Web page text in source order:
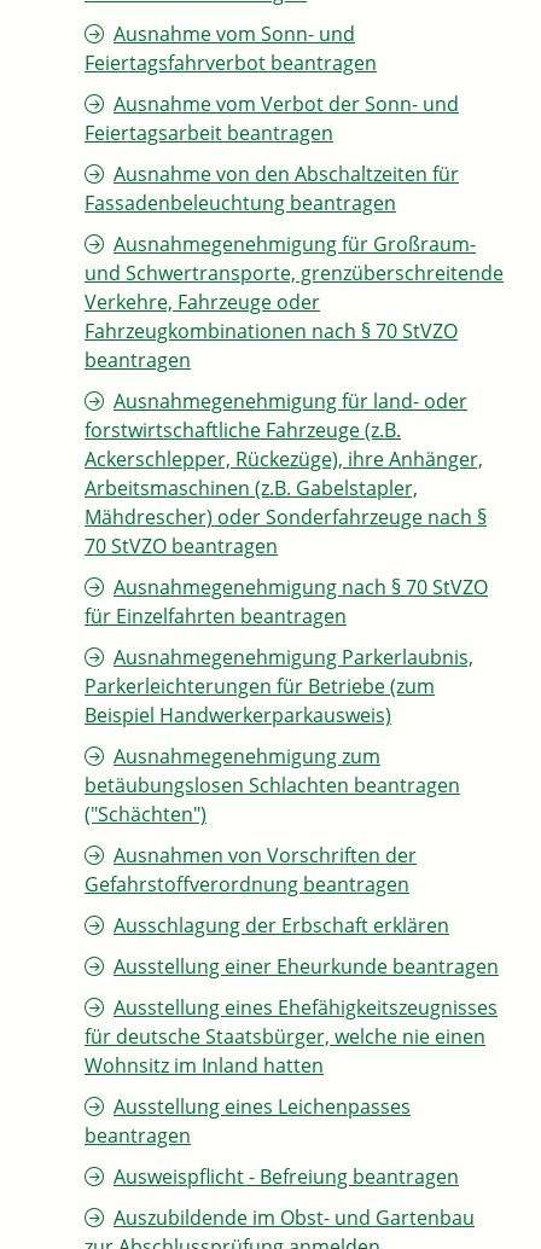
Ausnahme vom Sonn- und
Feiertagsfahrverbot beantragen
Ausnahme vom Verbot der Sonn- und
Feiertagsarbeit beantragen
Ausnahme von den Abschaltzeiten für
Fassadenbeleuchtung beantragen
Ausnahmegenehmigung für Großraum-
und Schwertransporte, grenzüberschreitende
Verkehre, Fahrzeuge oder
Fahrzeugkombinationen nach § 70 StVZO
beantragen
Ausnahmegenehmigung für land- oder
forstwirtschaftliche Fahrzeuge (z.B.
Ackerschlepper, Rückezüge), ihre Anhänger,
Arbeitsmaschinen (z.B. Gabelstapler,
Mähdrescher) oder Sonderfahrzeuge nach §
70 StVZO beantragen
Ausnahmegenehmigung nach § 70 StVZO
für Einzelfahrten beantragen
Ausnahmegenehmigung Parkerlaubnis,
Parkerleichterungen für Betriebe (zum
Beispiel Handwerkerparkausweis)
Ausnahmegenehmigung zum
betäubungslosen Schlachten beantragen
("Schächten")
Ausnahmen von Vorschriften der
Gefahrstoffverordnung beantragen
Ausschlagung der Erbschaft erklären
Ausstellung einer Eheurkunde beantragen
Ausstellung eines Ehefähigkeitszeugnisses
für deutsche Staatsbürger, welche nie einen
Wohnsitz im Inland hatten
Ausstellung eines Leichenpasses
beantragen
Ausweispflicht - Befreiung beantragen
Auszubildende im Obst- und Gartenbau